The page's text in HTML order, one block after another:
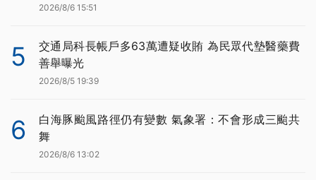
2026/8/6 15:51
5
交通局科長帳戶多63萬遭疑收賄 為民眾代墊醫藥費
善舉曝光
2026/8/5 19:39
6
白海豚颱風路徑仍有變數 氣象署：不會形成三颱共
舞
2026/8/6 13:02